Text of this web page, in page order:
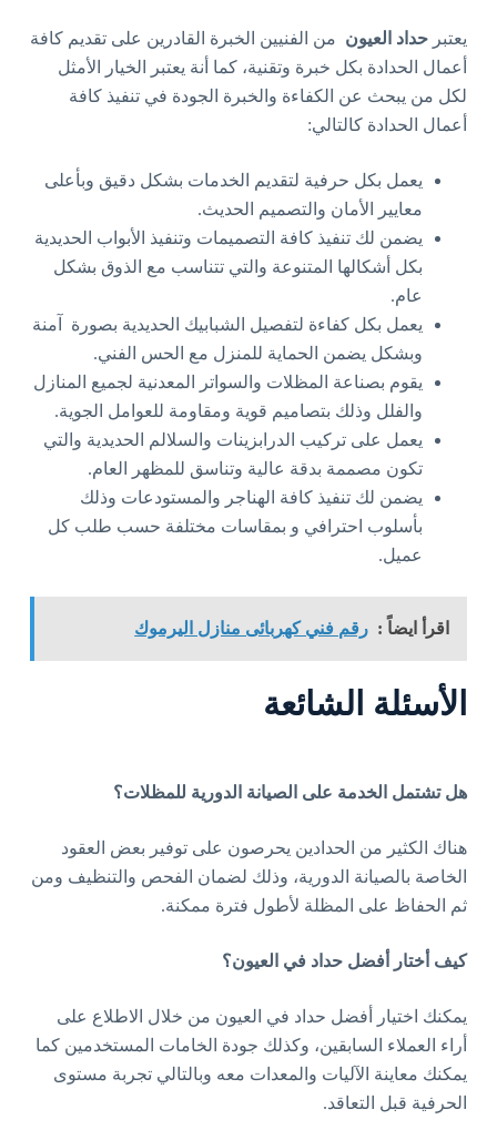
يعتبر حداد العيون من الفنيين الخبرة القادرين على تقديم كافة
أعمال الحدادة بكل خبرة وتقنية، كما أنة يعتبر الخيار الأمثل
لكل من يبحث عن الكفاءة والخبرة الجودة في تنفيذ كافة
أعمال الحدادة كالتالي:
يعمل بكل حرفية لتقديم الخدمات بشكل دقيق وبأعلى
معايير الأمان والتصميم الحديث.
يضمن لك تنفيذ كافة التصميمات وتنفيذ الأبواب الحديدية
بكل أشكالها المتنوعة والتي تتناسب مع الذوق بشكل
عام.
يعمل بكل كفاءة لتفصيل الشبابيك الحديدية بصورة آمنة
وبشكل يضمن الحماية للمنزل مع الحس الفني.
يقوم بصناعة المظلات والسواتر المعدنية لجميع المنازل
والفلل وذلك بتصاميم قوية ومقاومة للعوامل الجوية.
يعمل على تركيب الدرابزينات والسلالم الحديدية والتي
تكون مصممة بدقة عالية وتناسق للمظهر العام.
يضمن لك تنفيذ كافة الهناجر والمستودعات وذلك
بأسلوب احترافي و بمقاسات مختلفة حسب طلب كل
عميل.
اقرأ ايضاً : رقم فني كهربائى منازل اليرموك
الأسئلة الشائعة
هل تشتمل الخدمة على الصيانة الدورية للمظلات؟
هناك الكثير من الحدادين يحرصون على توفير بعض العقود
الخاصة بالصيانة الدورية، وذلك لضمان الفحص والتنظيف ومن
ثم الحفاظ على المظلة لأطول فترة ممكنة.
كيف أختار أفضل حداد في العيون؟
يمكنك اختيار أفضل حداد في العيون من خلال الاطلاع على
أراء العملاء السابقين، وكذلك جودة الخامات المستخدمين كما
يمكنك معاينة الآليات والمعدات معه وبالتالي تجربة مستوى
الحرفية قبل التعاقد.